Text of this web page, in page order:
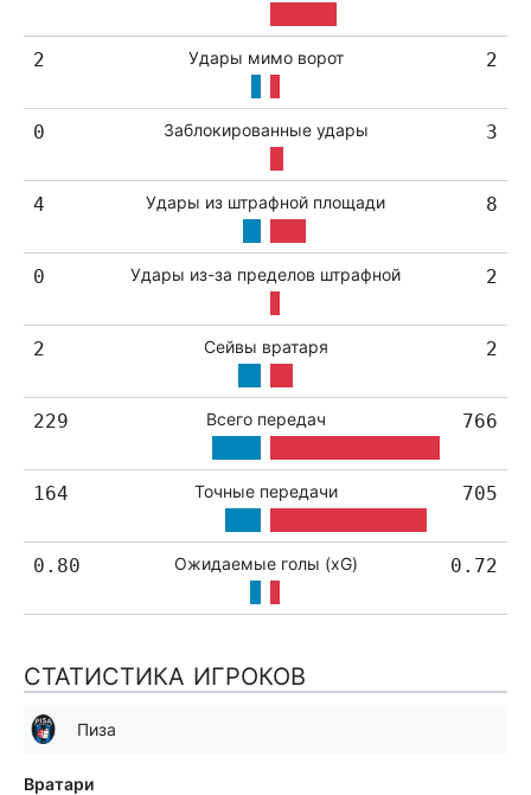
2 Удары мимо ворот 2
0 Заблокированные удары 3
4 Удары из штрафной площади 8
0 Удары из-за пределов штрафной 2
2 Сейвы вратаря 2
229 Всего передач 766
164 Точные передачи 705
0.80 Ожидаемые голы (xG) 0.72
СТАТИСТИКА ИГРОКОВ
Пиза
Вратари